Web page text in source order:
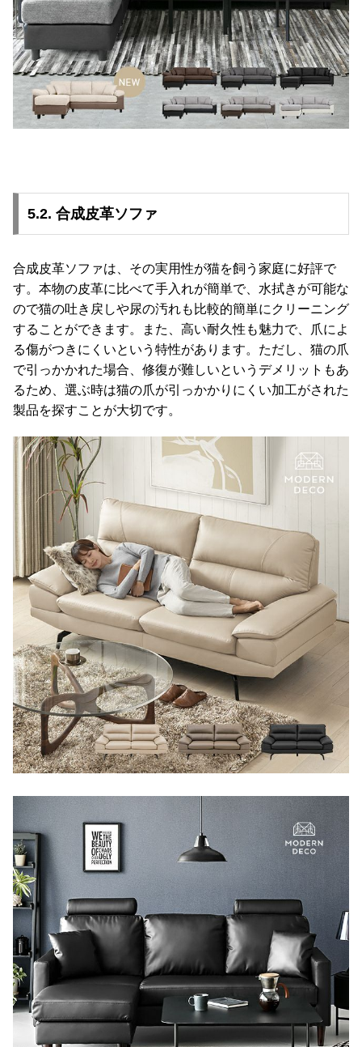
5.2. 合成皮革ソファ
合成皮革ソファは、その実用性が猫を飼う家庭に好評で
す。本物の皮革に比べて手入れが簡単で、水拭きが可能な
ので猫の吐き戻しや尿の汚れも比較的簡単にクリーニング
することができます。また、高い耐久性も魅力で、爪によ
る傷がつきにくいという特性があります。ただし、猫の爪
で引っかかれた場合、修復が難しいというデメリットもあ
るため、選ぶ時は猫の爪が引っかかりにくい加工がされた
製品を探すことが大切です。